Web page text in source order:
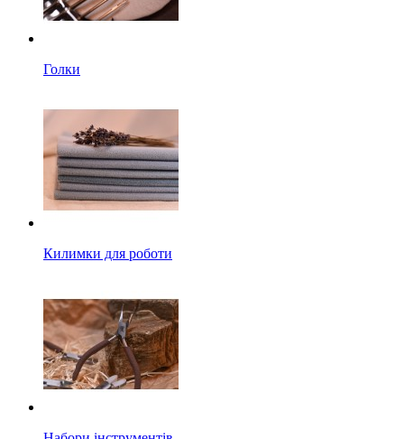
Голки
Килимки для роботи